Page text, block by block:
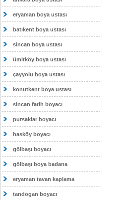
eryaman boya ustası
batıkent boya ustası
sincan boya ustası
ümitköy boya ustası
çayyolu boya ustası
konutkent boya ustası
sincan fatih boyacı
pursaklar boyacı
hasköy boyacı
gölbaşı boyacı
gölbaşı boya badana
eryaman tavan kaplama
tandogan boyacı